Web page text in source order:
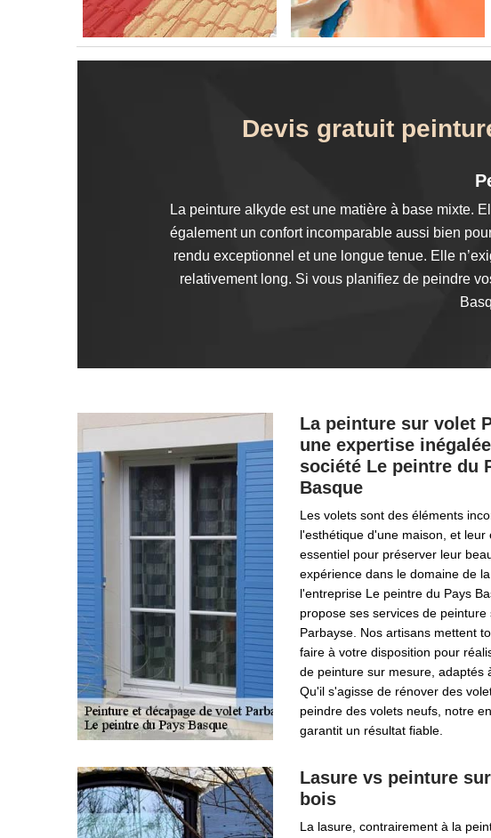
Devis gratuit
La peinture alkyde est une matière à base mixte.
également un confort incomparable aussi bien
rendu exceptionnel et une longue tenue. Elle
relativement long. Si vous planifiez de peindre
La peinture sur volet
une expertise
société Le peintre du
Basque
Les volets sont des éléments
l'esthétique d'une maison, et leur
essentiel pour préserver leur
expérience dans le domaine de la
l'entreprise Le peintre du Pays
propose ses services de peinture
Parbayse. Nos artisans mettent
faire à votre disposition pour
de peinture sur mesure, adaptés
Qu'il s'agisse de rénover des
peindre des volets neufs, notre
garantit un résultat fiable.
Lasure vs peinture
bois
La lasure, contrairement à la